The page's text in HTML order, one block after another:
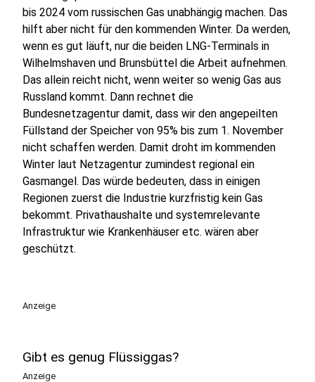
bis 2024 vom russischen Gas unabhängig machen. Das
hilft aber nicht für den kommenden Winter. Da werden,
wenn es gut läuft, nur die beiden LNG-Terminals in
Wilhelmshaven und Brunsbüttel die Arbeit aufnehmen.
Das allein reicht nicht, wenn weiter so wenig Gas aus
Russland kommt. Dann rechnet die
Bundesnetzagentur damit, dass wir den angepeilten
Füllstand der Speicher von 95% bis zum 1. November
nicht schaffen werden. Damit droht im kommenden
Winter laut Netzagentur zumindest regional ein
Gasmangel. Das würde bedeuten, dass in einigen
Regionen zuerst die Industrie kurzfristig kein Gas
bekommt. Privathaushalte und systemrelevante
Infrastruktur wie Krankenhäuser etc. wären aber
geschützt.
Anzeige
Gibt es genug Flüssiggas?
Anzeige